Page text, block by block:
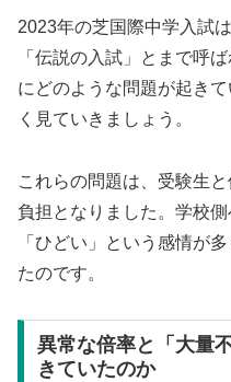
2023年の芝国際中学入試
「伝説の入試」とまで呼
にどのような問題が起き
く見ていきましょう。
これらの問題は、受験生
負担となりました。学校
「ひどい」という感情が
たのです。
異常な倍率と「大量
きていたのか